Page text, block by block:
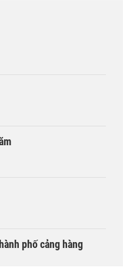
phố cảng hàng